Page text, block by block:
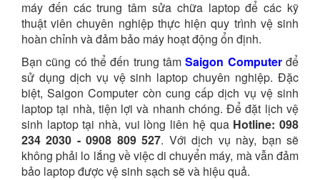
máy đến các trung tâm sửa chữa laptop để các kỹ
thuật viên chuyên nghiệp thực hiện quy trình vệ sinh
hoàn chỉnh và đảm bảo máy hoạt động ổn định.
Bạn cũng có thể đến trung tâmSaigon Computerđể
sử dụng dịch vụ vệ sinh laptop chuyên nghiệp. Đặc
biệt, Saigon Computer còn cung cấp dịch vụ vệ sinh
laptop tại nhà, tiện lợi và nhanh chóng. Để đặt lịch vệ
sinh laptop tại nhà, vui lòng liên hệ qua Hotline: 098
234 2030 - 0908 809 527. Với dịch vụ này, bạn sẽ
không phải lo lắng về việc di chuyển máy, mà vẫn đảm
bảo laptop được vệ sinh sạch sẽ và hiệu quả.